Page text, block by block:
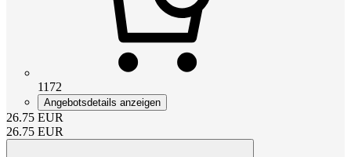
1172
Angebotsdetails anzeigen
26.75 EUR
26.75 EUR